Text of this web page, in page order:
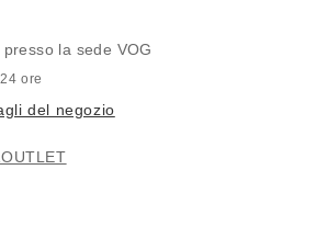
la sede VOG
ore
del negozio
OUTLET
per aggiungere prodotti alla